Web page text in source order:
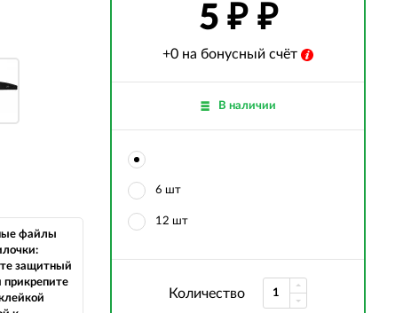
файлы
защитный
прикрепите
5 ₽
+0 на бонусный счёт
В наличии
6 шт
12 шт
Количество